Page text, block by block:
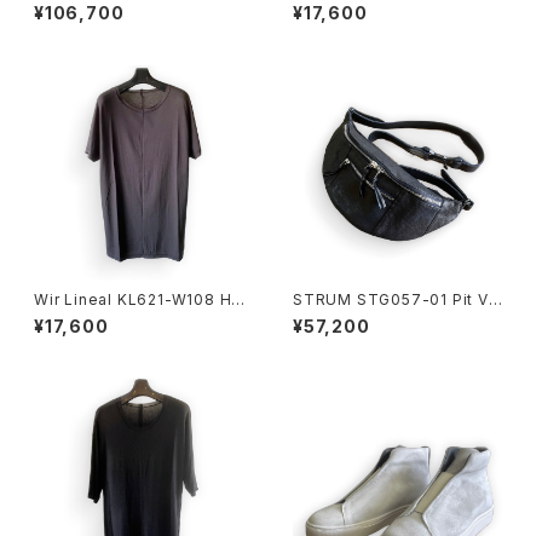
M dusty gray
¥106,700
squette BLACK
¥17,600
Wir Lineal KL621-W108 HA
¥17,600
STRUM STG057-01 Pit Ve
getable Tanned Shrink Hor
se Body Bag BK×SV
¥57,200